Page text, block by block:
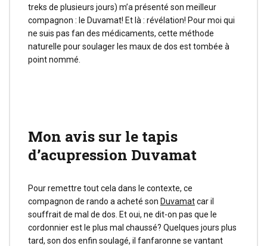
treks de plusieurs jours) m’a présenté son meilleur
compagnon : le Duvamat! Et là : révélation! Pour moi qui
ne suis pas fan des médicaments, cette méthode
naturelle pour soulager les maux de dos est tombée à
point nommé.
Mon avis sur le tapis
d’acupression Duvamat
Pour remettre tout cela dans le contexte, ce
compagnon de rando a acheté son Duvamatcar il
souffrait de mal de dos. Et oui, ne dit-on pas que le
cordonnier est le plus mal chaussé? Quelques jours plus
tard, son dos enfin soulagé, il fanfaronne se vantant